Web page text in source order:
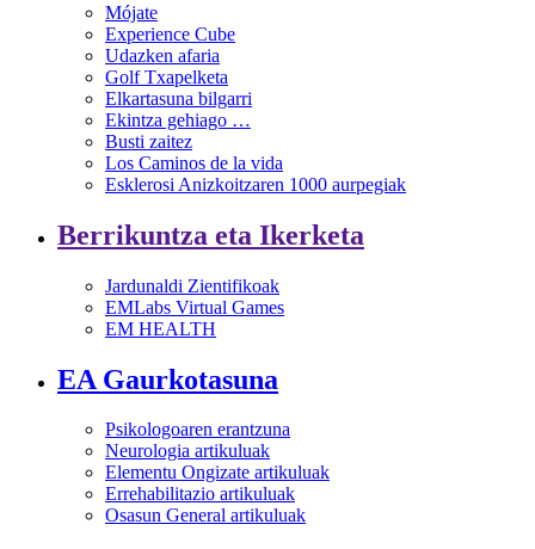
Mójate
Experience Cube
Udazken afaria
Golf Txapelketa
Elkartasuna bilgarri
Ekintza gehiago …
Busti zaitez
Los Caminos de la vida
Esklerosi Anizkoitzaren 1000 aurpegiak
Berrikuntza eta Ikerketa
Jardunaldi Zientifikoak
EMLabs Virtual Games
EM HEALTH
EA Gaurkotasuna
Psikologoaren erantzuna
Neurologia artikuluak
Elementu Ongizate artikuluak
Errehabilitazio artikuluak
Osasun General artikuluak